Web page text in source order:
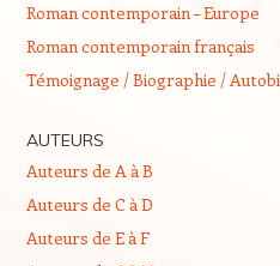
Roman contemporain – Europe
Roman contemporain français
Témoignage / Biographie /
AUTEURS
Auteurs de A à B
Auteurs de C à D
Auteurs de E à F